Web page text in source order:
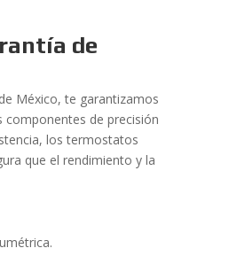
de
México, te garantizamos
componentes de precisión
los termostatos
que el rendimiento y la